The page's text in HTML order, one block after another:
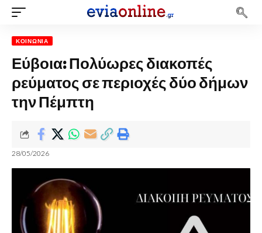
ΚΟΙΝΩΝΊΑ
Εύβοια: Πολύωρες διακοπές
ρεύματος σε περιοχές δύο δήμων
την Πέμπτη
28/05/2026